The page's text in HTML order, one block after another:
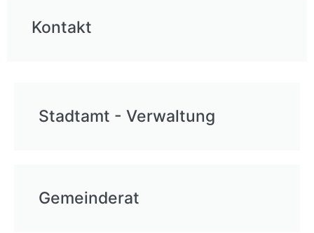
Kontakt
Stadtamt - Verwaltung
Gemeinderat